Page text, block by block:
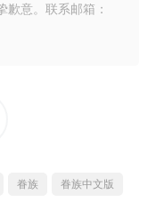
意。联系邮箱：
眷族
眷族中文版